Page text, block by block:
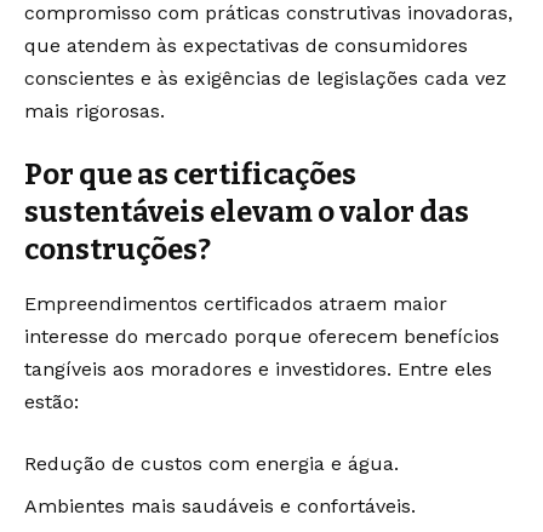
compromisso com práticas construtivas inovadoras,
que atendem às expectativas de consumidores
conscientes e às exigências de legislações cada vez
mais rigorosas.
Por que as certificações
sustentáveis elevam o valor das
construções?
Empreendimentos certificados atraem maior
interesse do mercado porque oferecem benefícios
tangíveis aos moradores e investidores. Entre eles
estão:
Redução de custos com energia e água.
Ambientes mais saudáveis e confortáveis.